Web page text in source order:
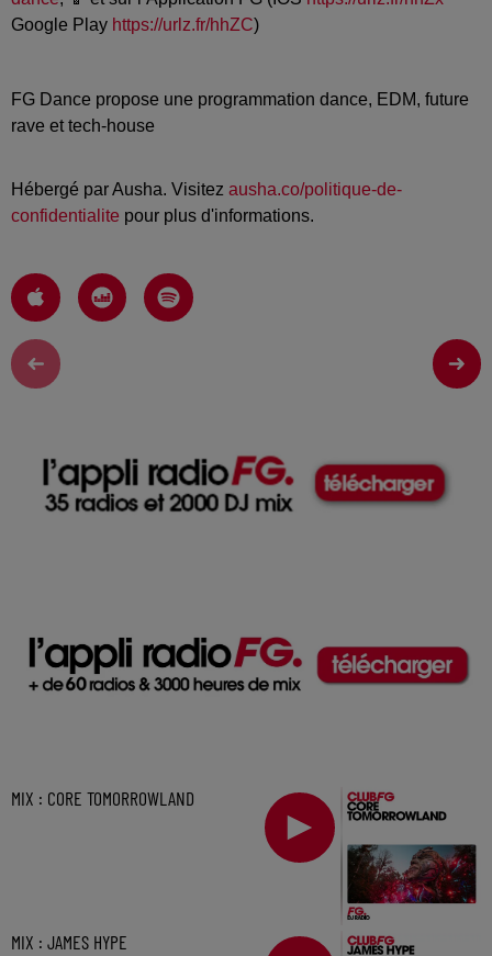
Google Play https://urlz.fr/hhZC)
FG Dance propose une programmation dance, EDM, future
rave et tech-house
Hébergé par Ausha. Visitez ausha.co/politique-de-
confidentialite pour plus d'informations.
MIX : CORE TOMORROWLAND
MIX : JAMES HYPE